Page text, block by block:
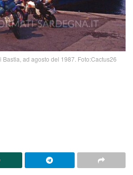
ad agosto del 1987. Foto:Cactus26